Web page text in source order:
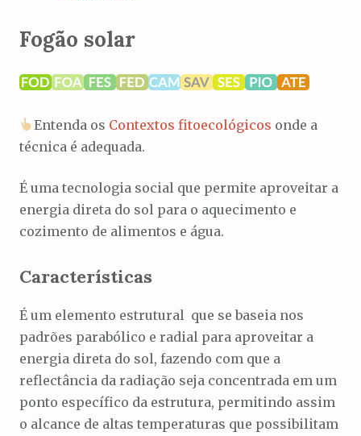
Fogão solar
Entenda os Contextos fitoecológicos onde a
técnica é adequada.
É uma tecnologia social que permite aproveitar a
energia direta do sol para o aquecimento e
cozimento de alimentos e água.
Características
É um elemento estrutural que se baseia nos
padrões parabólico e radial para aproveitar a
energia direta do sol, fazendo com que a
reflectância da radiação seja concentrada em um
ponto específico da estrutura, permitindo assim
o alcance de altas temperaturas que possibilitam